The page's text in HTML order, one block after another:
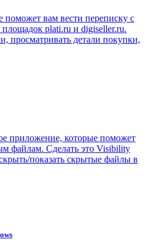
вам вести переписку с
площадок plati.ru и digiseller.ru.
просматривать детали покупки,
приложение, которые поможет
файлам. Сделать это Visibility
показать скрытые файлы в